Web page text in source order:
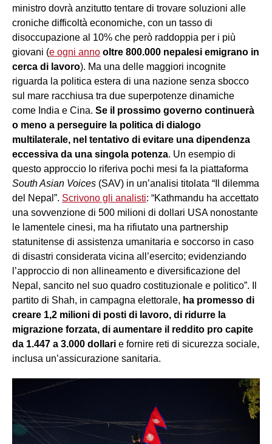
ministro dovrà anzitutto tentare di trovare soluzioni alle
croniche difficoltà economiche, con un tasso di
disoccupazione al 10% che però raddoppia per i più
giovani (e ogni anno oltre 800.000 nepalesi emigrano in
cerca di lavoro). Ma una delle maggiori incognite
riguarda la politica estera di una nazione senza sbocco
sul mare racchiusa tra due superpotenze dinamiche
come India e Cina. Se il prossimo governo continuerà
o meno a perseguire la politica di dialogo
multilaterale, nel tentativo di evitare una dipendenza
eccessiva da una singola potenza. Un esempio di
questo approccio lo riferiva pochi mesi fa la piattaforma
South Asian Voices (SAV) in un’analisi titolata “Il dilemma
del Nepal”. Scrivono gli analisti: “Kathmandu ha accettato
una sovvenzione di 500 milioni di dollari USA nonostante
le lamentele cinesi, ma ha rifiutato una partnership
statunitense di assistenza umanitaria e soccorso in caso
di disastri considerata vicina all’esercito; evidenziando
l’approccio di non allineamento e diversificazione del
Nepal, sancito nel suo quadro costituzionale e politico”. Il
partito di Shah, in campagna elettorale, ha promesso di
creare 1,2 milioni di posti di lavoro, di ridurre la
migrazione forzata, di aumentare il reddito pro capite
da 1.447 a 3.000 dollari e fornire reti di sicurezza sociale,
inclusa un’assicurazione sanitaria.